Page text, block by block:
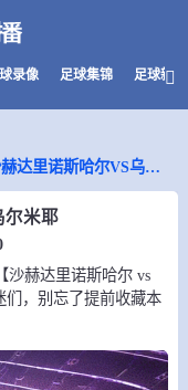
录像 足球集锦 足球新闻
沙赫达里诺斯哈尔VS乌尔米耶
尔米耶
沙赫达里诺斯哈尔 vs
们，别忘了提前收藏本